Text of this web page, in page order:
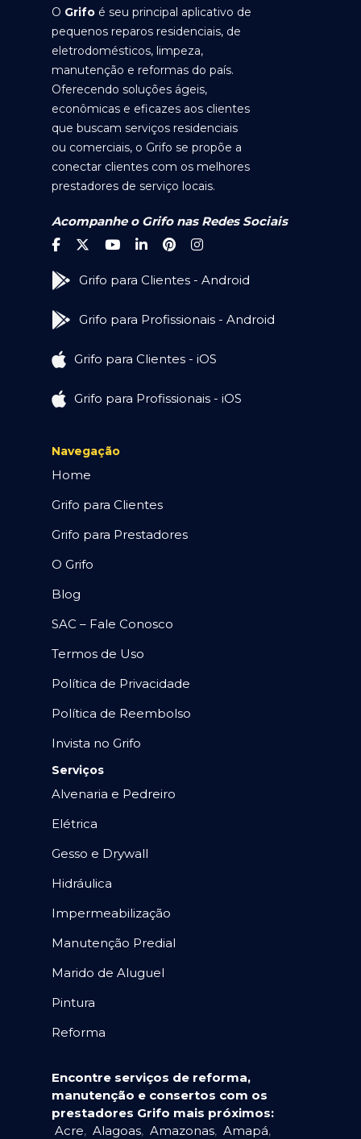
O Grifo é seu principal aplicativo de
pequenos reparos residenciais, de
eletrodomésticos, limpeza,
manutenção e reformas do país.
Oferecendo soluções ágeis,
econômicas e eficazes aos clientes
que buscam serviços residenciais
ou comerciais, o Grifo se propõe a
conectar clientes com os melhores
prestadores de serviço locais.
Acompanhe o Grifo nas Redes Sociais
Grifo para Clientes - Android
Grifo para Profissionais - Android
Grifo para Clientes - iOS
Grifo para Profissionais - iOS
Navegação
Home
Grifo para Clientes
Grifo para Prestadores
O Grifo
Blog
SAC – Fale Conosco
Termos de Uso
Política de Privacidade
Política de Reembolso
Invista no Grifo
Serviços
Alvenaria e Pedreiro
Elétrica
Gesso e Drywall
Hidráulica
Impermeabilização
Manutenção Predial
Marido de Aluguel
Pintura
Reforma
Encontre serviços de reforma,
manutenção e consertos com os
prestadores Grifo mais próximos:
Acre, Alagoas, Amazonas, Amapá,